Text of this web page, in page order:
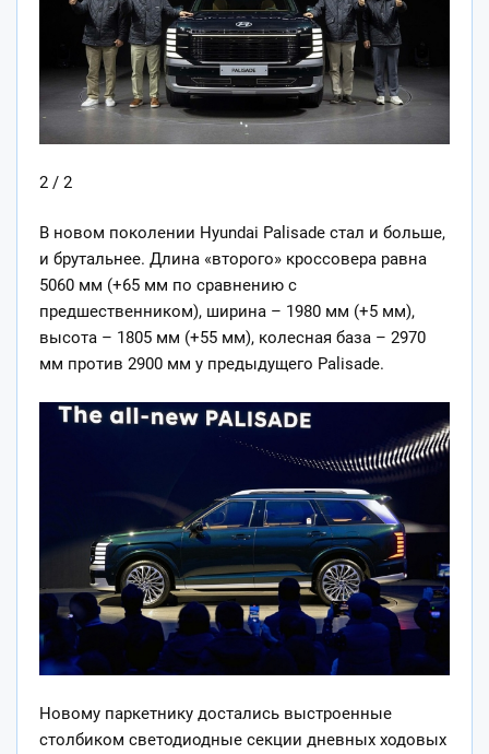
2 / 2
В новом поколении Hyundai Palisade стал и больше,
и брутальнее. Длина «второго» кроссовера равна
5060 мм (+65 мм по сравнению с
предшественником), ширина – 1980 мм (+5 мм),
высота – 1805 мм (+55 мм), колесная база – 2970
мм против 2900 мм у предыдущего Palisade.
Новому паркетнику достались выстроенные
столбиком светодиодные секции дневных ходовых